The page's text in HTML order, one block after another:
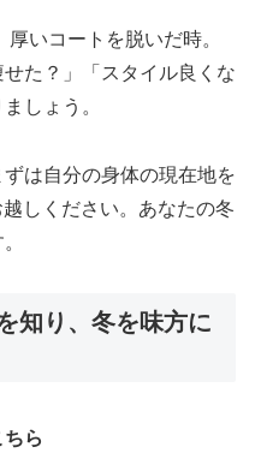
いコートを脱いだ時。
た？」「スタイル良くな
しょう。
は自分の身体の現在地を
しください。あなたの冬
知り、冬を味方に
ら